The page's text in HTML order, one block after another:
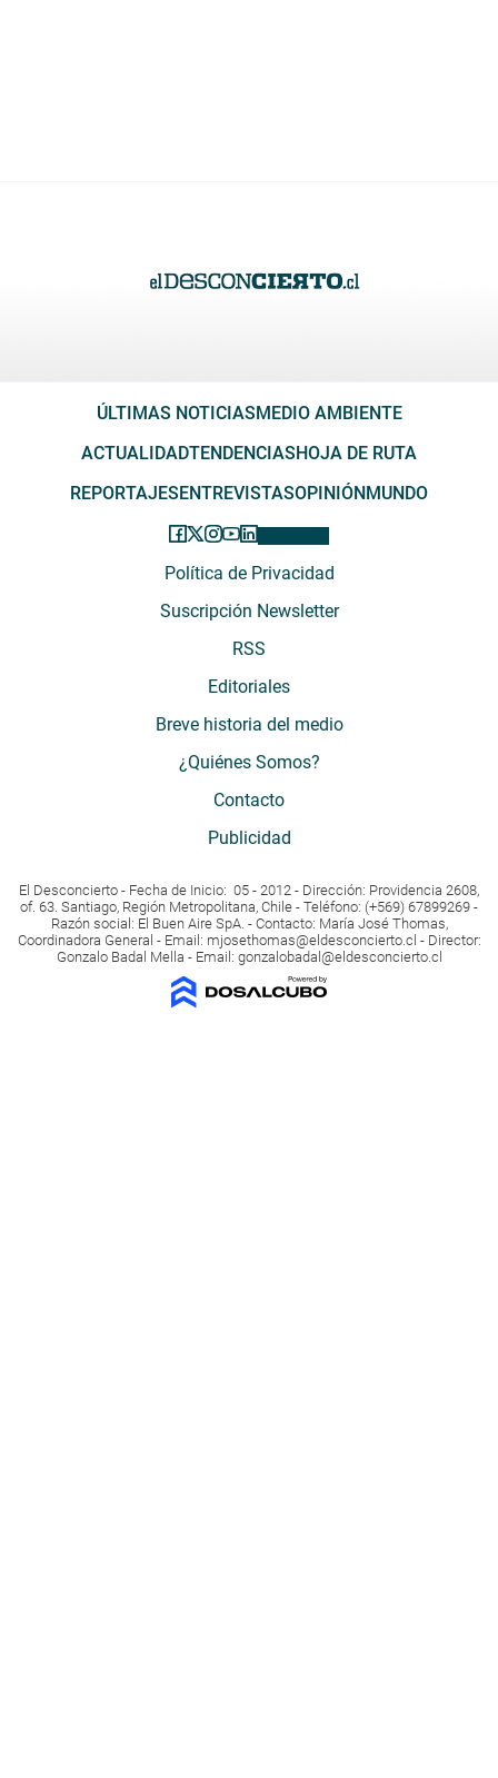
ÚLTIMAS NOTICIAS MEDIO AMBIENTE
ACTUALIDADTENDENCIAS HOJA DE RUTA
REPORTAJES ENTREVISTASOPINIÓN MUNDO
Política de Privacidad
Suscripción Newsletter
RSS
Editoriales
Breve historia del medio
¿Quiénes Somos?
Contacto
Publicidad
El Desconcierto - Fecha de Inicio: 05 - 2012 - Dirección: Providencia 2608,
of. 63. Santiago, Región Metropolitana, Chile - Teléfono: (+569) 67899269 -
Razón social: El Buen Aire SpA. - Contacto: María José Thomas,
Coordinadora General - Email: mjosethomas@eldesconcierto.cl - Director:
Gonzalo Badal Mella - Email: gonzalobadal@eldesconcierto.cl